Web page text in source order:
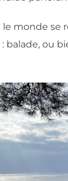
le monde se
: balade, ou